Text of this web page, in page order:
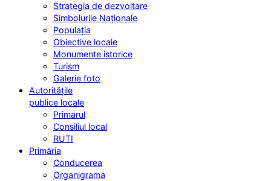
Strategia de dezvoltare
Simbolurile Naționale
Populația
Obiective locale
Monumente istorice
Turism
Galerie foto
Autoritățile
publice locale
Primarul
Consiliul local
RUTI
Primăria
Conducerea
Organigrama